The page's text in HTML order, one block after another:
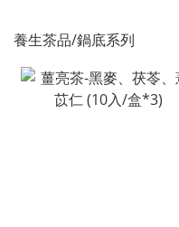
養生茶品/鍋底系列